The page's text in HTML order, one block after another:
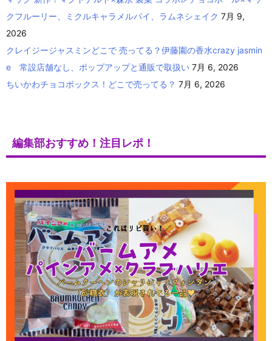
クフルーリー、ミクルキャラメルパイ、ラムネシェイク 7月 9,
2026
クレイジージャスミンどこで 売ってる？伊藤園の香水crazy jasmin
e 常設店舗なし、ポップアップと通販で取扱い 7月 6, 2026
ちいかわチョコボックス！どこで売ってる？ 7月 6, 2026
編集部おすすめ！注目レポ！